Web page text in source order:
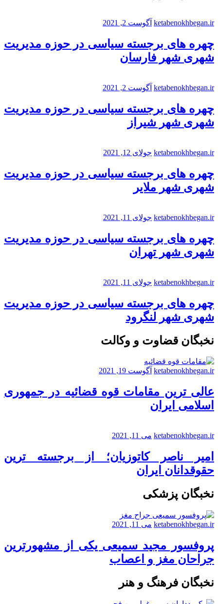
ketabenokhbegan.ir آگوست 2, 2021
چهره های برجسته سیاسی در حوزه مدیریت
شهری شهر فارسان
ketabenokhbegan.ir آگوست 2, 2021
چهره های برجسته سیاسی در حوزه مدیریت
شهری شهر شیراز
ketabenokhbegan.ir جولای 12, 2021
چهره های برجسته سیاسی در حوزه مدیریت
شهری شهر ملایر
ketabenokhbegan.ir جولای 11, 2021
چهره های برجسته سیاسی در حوزه مدیریت
شهری شهر تهران
ketabenokhbegan.ir جولای 11, 2021
چهره های برجسته سیاسی در حوزه مدیریت
شهری شهر لنگرود
نخبگان قضاوت و وکالت
ketabenokhbegan.ir آگوست 19, 2021
عالی ترین مقامات قوه قضائیه در جمهوری
اسلامی ایران
ketabenokhbegan.ir می 11, 2021
امیر ناصر کاتوزیان؛ از برجسته ترین
حقوقدانان ایران
نخبگان پزشکی
ketabenokhbegan.ir می 11, 2021
پروفسور مجید سمیعی یکی از مشهورترین
جراحان مغز و اعصاب
نخبگان فرهنگ و هنر